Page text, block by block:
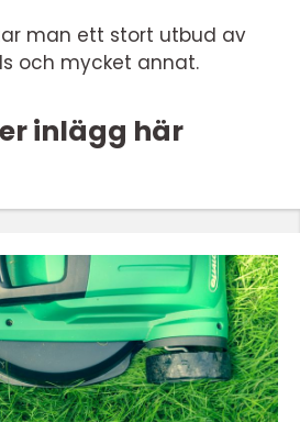
man ett stort utbud av
och mycket annat.
inlägg här